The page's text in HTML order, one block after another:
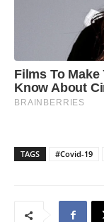
TAGS #Covid-19